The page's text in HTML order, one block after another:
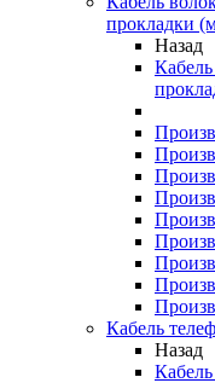
прокладки
Назад
Кабель
Назад